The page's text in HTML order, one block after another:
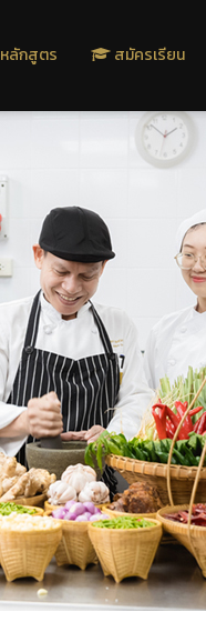
หลักสูตร สมัครเรียน